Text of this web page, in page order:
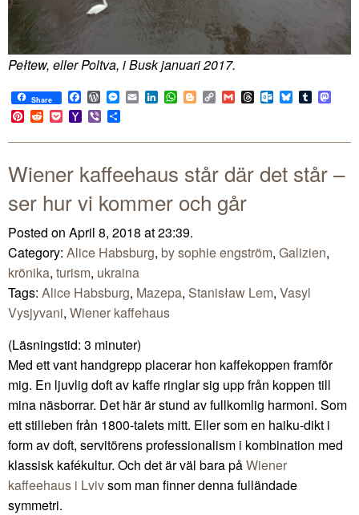
Pełtew, eller Poltva, i Busk januari 2017.
Share Facebook
WordPress
Messenger
EmailLinkedIn
WhatsApp
BloggerCopy
Link
GmailThreadsOutlook.com
BlueskyTumblr
Pinterest
RedditPocketYahoo
Mail
Viber
Wiener kaffeehaus står där det står –
ser hur vi kommer och går
Posted on April 8, 2018 at 23:39.
Category: Alice Habsburg, by sophie engström, Galizien,
krönika, turism, ukraina
Tags: Alice Habsburg, Mazepa, Stanisław Lem, Vasyl
Vysjyvani, Wiener kaffehaus
(Läsningstid: 3 minuter)
Med ett vant handgrepp placerar hon kaffekoppen framför
mig. En ljuvlig doft av kaffe ringlar sig upp från koppen till
mina näsborrar. Det här är stund av fullkomlig harmoni. Som
ett stilleben från 1800-talets mitt. Eller som en haiku-dikt i
form av doft, servitörens professionalism i kombination med
klassisk kafékultur. Och det är väl bara påWiener
kaffeehaus i Lvivsom man finner denna fulländade
symmetri.